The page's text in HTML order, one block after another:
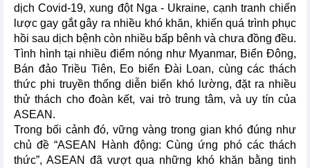
dịch Covid-19, xung đột Nga - Ukraine, cạnh tranh chiến
lược gay gắt gây ra nhiều khó khăn, khiến quá trình phục
hồi sau dịch bệnh còn nhiều bấp bênh và chưa đồng đều.
Tình hình tại nhiều điểm nóng như Myanmar, Biển Đông,
Bán đảo Triều Tiên, Eo biển Đài Loan, cùng các thách
thức phi truyền thống diễn biến khó lường, đặt ra nhiều
thử thách cho đoàn kết, vai trò trung tâm, và uy tín của
ASEAN.
Trong bối cảnh đó, vững vàng trong gian khó đúng như
chủ đề “ASEAN Hành động: Cùng ứng phó các thách
thức”, ASEAN đã vượt qua những khó khăn bằng tinh